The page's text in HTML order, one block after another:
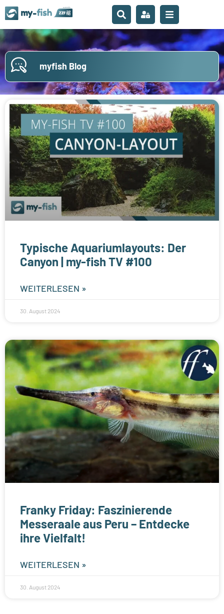
myfish Blog
Typische Aquariumlayouts: Der
Canyon | my-fish TV #100
WEITERLESEN »
30. August 2024
Franky Friday: Faszinierende
Messeraale aus Peru – Entdecke
ihre Vielfalt!
WEITERLESEN »
30. August 2024